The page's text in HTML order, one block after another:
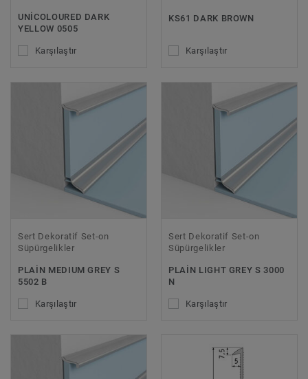
UNICOLOURED DARK
YELLOW 0505
Karşılaştır
KS61 DARK BROWN
Karşılaştır
Sert Dekoratif Set-on
Süpürgelikler
PLAIN MEDIUM GREY S
5502 B
Karşılaştır
Sert Dekoratif Set-on
Süpürgelikler
PLAIN LIGHT GREY S 3000
N
Karşılaştır